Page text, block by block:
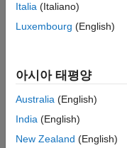
Italia (Italiano)
Luxembourg (English)
아시아 태평양
Australia (English)
India (English)
New Zealand (English)